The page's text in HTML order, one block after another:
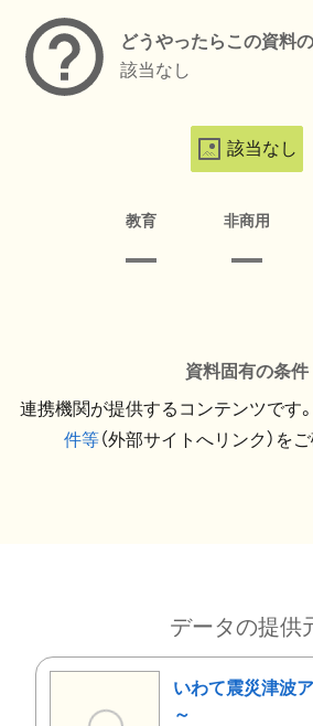
どうやったらこの資料
該当なし
該当なし
教育 非商用
資料固有の条件
連携機関が提供するコンテンツです。
件等（外部サイトへリンク）を
データの提供
いわて震災津波
～